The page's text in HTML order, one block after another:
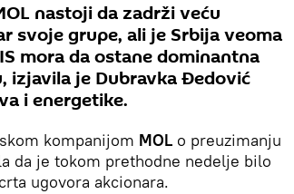
nastoji da zadrži veću
svoje grupe, ali je Srbija veoma
mora da ostane dominantna
izjavila je Dubravka Đedović
i energetike.
kompanijom MOL o preuzimanju
da je tokom prethodne nedelje bilo
ugovora akcionara.